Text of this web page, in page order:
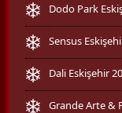
Dodo Park
Sensus
Dali Eskişehir
Grande Arte &